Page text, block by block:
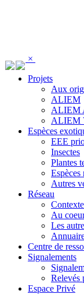
×
Projets
Aux
ALIEM
ALIEM
ALIEM
Espèces
EEE
Insectes
Plantes
Espèces
Autres
Réseau
Au
Les
Centre de
Signalements
Relevés
Espace Privé